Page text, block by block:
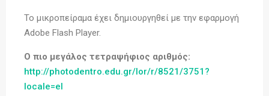
Το μικροπείραμα έχει δημιουργηθεί με την εφαρμογή
Adobe Flash Player.
Ο πιο μεγάλος τετραψήφιος αριθμός:
http://photodentro.edu.gr/lor/r/8521/3751?
locale=el